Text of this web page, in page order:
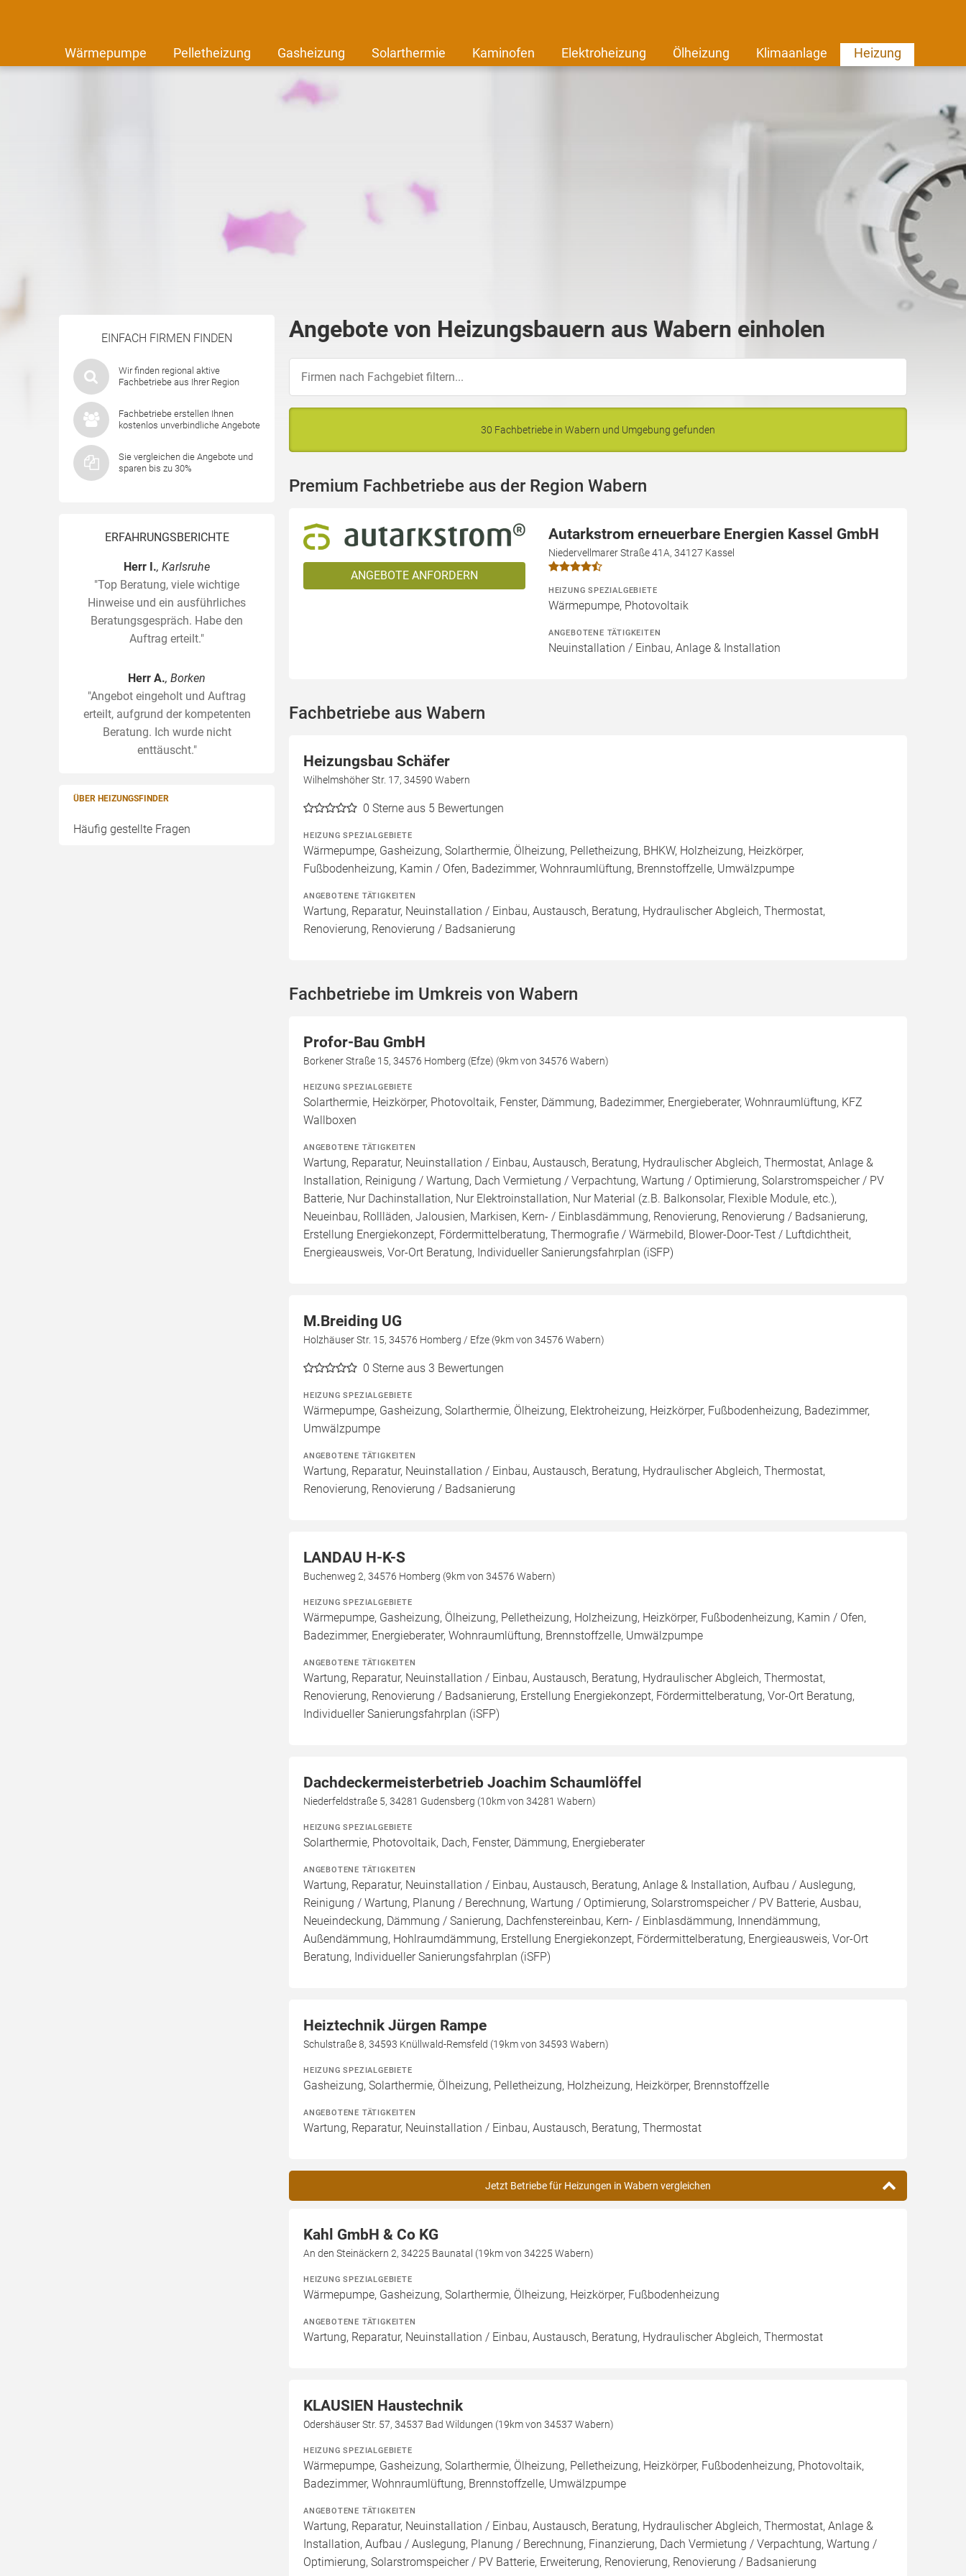
Wärmepumpe Pelletheizung Gasheizung Solarthermie Kaminofen Elektroheizung Ölheizung Klimaanlage Heizung
EINFACH FIRMEN FINDEN
Wir finden regional aktive
Fachbetriebe aus Ihrer Region
Fachbetriebe erstellen Ihnen
kostenlos unverbindliche Angebote
Sie vergleichen die Angebote und
sparen bis zu 30%
ERFAHRUNGSBERICHTE
Herr I., Karlsruhe
"Top Beratung, viele wichtige
Hinweise und ein ausführliches
Beratungsgespräch. Habe den
Auftrag erteilt."
Herr A., Borken
"Angebot eingeholt und Auftrag
erteilt, aufgrund der kompetenten
Beratung. Ich wurde nicht
enttäuscht."
ÜBER HEIZUNGSFINDER
Häufig gestellte Fragen
Angebote von Heizungsbauern aus Wabern einholen
30 Fachbetriebe in Wabern und Umgebung gefunden
Premium Fachbetriebe aus der Region Wabern
ANGEBOTE ANFORDERN
Autarkstrom erneuerbare Energien Kassel GmbH
Niedervellmarer Straße 41A, 34127 Kassel
HEIZUNG SPEZIALGEBIETE
Wärmepumpe, Photovoltaik
ANGEBOTENE TÄTIGKEITEN
Neuinstallation / Einbau, Anlage & Installation
Fachbetriebe aus Wabern
Heizungsbau Schäfer
Wilhelmshöher Str. 17, 34590 Wabern
0 Sterne aus 5 Bewertungen
HEIZUNG SPEZIALGEBIETE
Wärmepumpe, Gasheizung, Solarthermie, Ölheizung, Pelletheizung, BHKW, Holzheizung, Heizkörper,
Fußbodenheizung, Kamin / Ofen, Badezimmer, Wohnraumlüftung, Brennstoffzelle, Umwälzpumpe
ANGEBOTENE TÄTIGKEITEN
Wartung, Reparatur, Neuinstallation / Einbau, Austausch, Beratung, Hydraulischer Abgleich, Thermostat,
Renovierung, Renovierung / Badsanierung
Fachbetriebe im Umkreis von Wabern
Profor-Bau GmbH
Borkener Straße 15, 34576 Homberg (Efze) (9km von 34576 Wabern)
HEIZUNG SPEZIALGEBIETE
Solarthermie, Heizkörper, Photovoltaik, Fenster, Dämmung, Badezimmer, Energieberater, Wohnraumlüftung, KFZ
Wallboxen
ANGEBOTENE TÄTIGKEITEN
Wartung, Reparatur, Neuinstallation / Einbau, Austausch, Beratung, Hydraulischer Abgleich, Thermostat, Anlage &
Installation, Reinigung / Wartung, Dach Vermietung / Verpachtung, Wartung / Optimierung, Solarstromspeicher / PV
Batterie, Nur Dachinstallation, Nur Elektroinstallation, Nur Material (z.B. Balkonsolar, Flexible Module, etc.),
Neueinbau, Rollläden, Jalousien, Markisen, Kern- / Einblasdämmung, Renovierung, Renovierung / Badsanierung,
Erstellung Energiekonzept, Fördermittelberatung, Thermografie / Wärmebild, Blower-Door-Test / Luftdichtheit,
Energieausweis, Vor-Ort Beratung, Individueller Sanierungsfahrplan (iSFP)
M.Breiding UG
Holzhäuser Str. 15, 34576 Homberg / Efze (9km von 34576 Wabern)
0 Sterne aus 3 Bewertungen
HEIZUNG SPEZIALGEBIETE
Wärmepumpe, Gasheizung, Solarthermie, Ölheizung, Elektroheizung, Heizkörper, Fußbodenheizung, Badezimmer,
Umwälzpumpe
ANGEBOTENE TÄTIGKEITEN
Wartung, Reparatur, Neuinstallation / Einbau, Austausch, Beratung, Hydraulischer Abgleich, Thermostat,
Renovierung, Renovierung / Badsanierung
LANDAU H-K-S
Buchenweg 2, 34576 Homberg (9km von 34576 Wabern)
HEIZUNG SPEZIALGEBIETE
Wärmepumpe, Gasheizung, Ölheizung, Pelletheizung, Holzheizung, Heizkörper, Fußbodenheizung, Kamin / Ofen,
Badezimmer, Energieberater, Wohnraumlüftung, Brennstoffzelle, Umwälzpumpe
ANGEBOTENE TÄTIGKEITEN
Wartung, Reparatur, Neuinstallation / Einbau, Austausch, Beratung, Hydraulischer Abgleich, Thermostat,
Renovierung, Renovierung / Badsanierung, Erstellung Energiekonzept, Fördermittelberatung, Vor-Ort Beratung,
Individueller Sanierungsfahrplan (iSFP)
Dachdeckermeisterbetrieb Joachim Schaumlöffel
Niederfeldstraße 5, 34281 Gudensberg (10km von 34281 Wabern)
HEIZUNG SPEZIALGEBIETE
Solarthermie, Photovoltaik, Dach, Fenster, Dämmung, Energieberater
ANGEBOTENE TÄTIGKEITEN
Wartung, Reparatur, Neuinstallation / Einbau, Austausch, Beratung, Anlage & Installation, Aufbau / Auslegung,
Reinigung / Wartung, Planung / Berechnung, Wartung / Optimierung, Solarstromspeicher / PV Batterie, Ausbau,
Neueindeckung, Dämmung / Sanierung, Dachfenstereinbau, Kern- / Einblasdämmung, Innendämmung,
Außendämmung, Hohlraumdämmung, Erstellung Energiekonzept, Fördermittelberatung, Energieausweis, Vor-Ort
Beratung, Individueller Sanierungsfahrplan (iSFP)
Heiztechnik Jürgen Rampe
Schulstraße 8, 34593 Knüllwald-Remsfeld (19km von 34593 Wabern)
HEIZUNG SPEZIALGEBIETE
Gasheizung, Solarthermie, Ölheizung, Pelletheizung, Holzheizung, Heizkörper, Brennstoffzelle
ANGEBOTENE TÄTIGKEITEN
Wartung, Reparatur, Neuinstallation / Einbau, Austausch, Beratung, Thermostat
Jetzt Betriebe für Heizungen in Wabern vergleichen
Kahl GmbH & Co KG
An den Steinäckern 2, 34225 Baunatal (19km von 34225 Wabern)
HEIZUNG SPEZIALGEBIETE
Wärmepumpe, Gasheizung, Solarthermie, Ölheizung, Heizkörper, Fußbodenheizung
ANGEBOTENE TÄTIGKEITEN
Wartung, Reparatur, Neuinstallation / Einbau, Austausch, Beratung, Hydraulischer Abgleich, Thermostat
KLAUSIEN Haustechnik
Odershäuser Str. 57, 34537 Bad Wildungen (19km von 34537 Wabern)
HEIZUNG SPEZIALGEBIETE
Wärmepumpe, Gasheizung, Solarthermie, Ölheizung, Pelletheizung, Heizkörper, Fußbodenheizung, Photovoltaik,
Badezimmer, Wohnraumlüftung, Brennstoffzelle, Umwälzpumpe
ANGEBOTENE TÄTIGKEITEN
Wartung, Reparatur, Neuinstallation / Einbau, Austausch, Beratung, Hydraulischer Abgleich, Thermostat, Anlage &
Installation, Aufbau / Auslegung, Planung / Berechnung, Finanzierung, Dach Vermietung / Verpachtung, Wartung /
Optimierung, Solarstromspeicher / PV Batterie, Erweiterung, Renovierung, Renovierung / Badsanierung